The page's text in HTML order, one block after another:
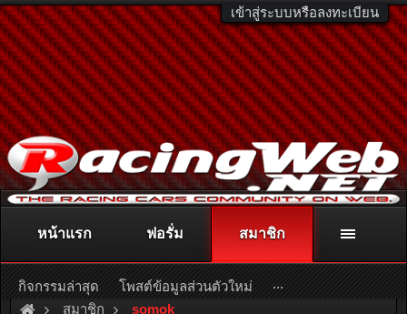
เข้าสู่ระบบหรือลงทะเบียน
ติดต่อลงโฆษณา racingweb@gmail.comหรือโทร. 081-811-1138
หรืออ่านรายละเอียดเพิ่มเติม คลิกที่นี่
สมาชิก somok
หน้าแรก ฟอรั่ม สมาชิก
กิจกรรมล่าสุด โพสต์ข้อมูลส่วนตัวใหม่ ...